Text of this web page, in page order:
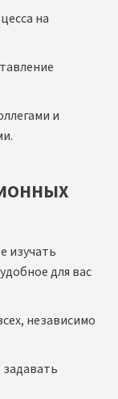
на
и
изучать
для вас
независимо